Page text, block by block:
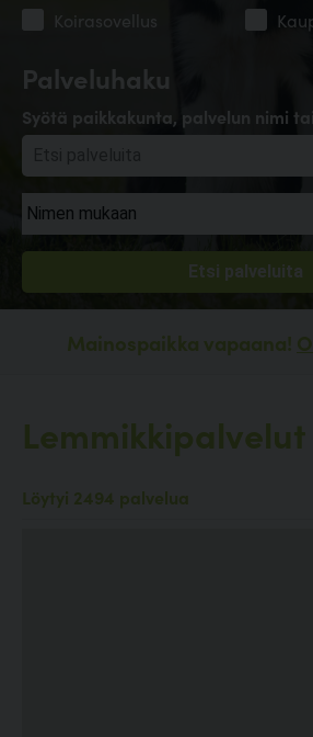
Palveluhaku
Syötä paikkakunta, palvelun nimi
Koirasovellus
Mainospaikka vapaana!
Lemmikkipalvelut
Löytyi 2494 palvelua